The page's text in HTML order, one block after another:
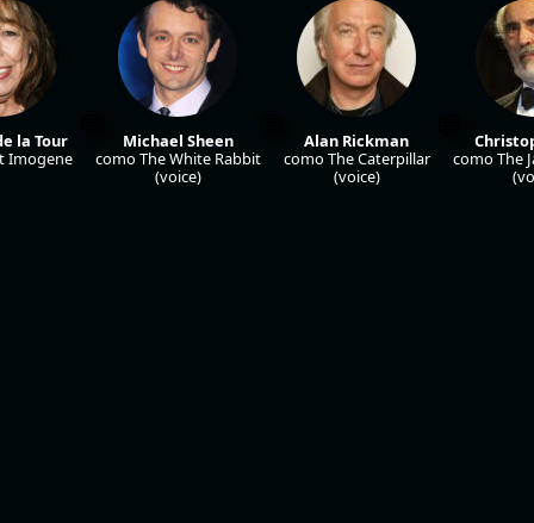
la Tour
Imogene
Michael Sheen
como The White Rabbit
(voice)
Alan Rickman
como The Caterpillar
(voice)
como The